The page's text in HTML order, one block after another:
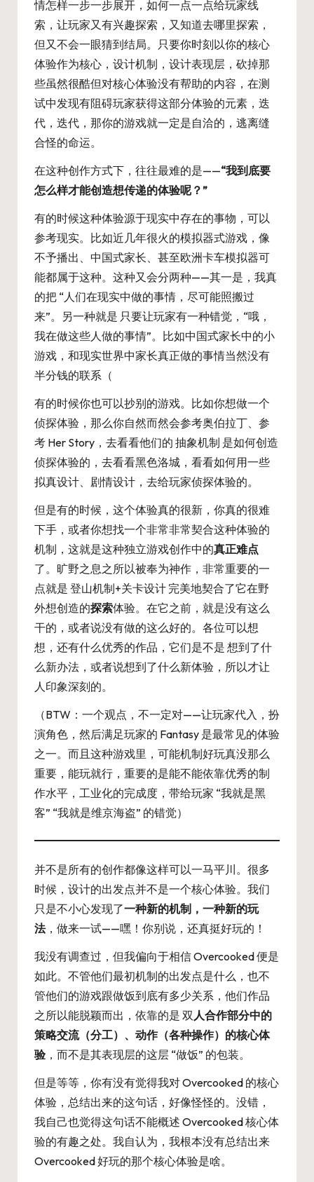
情怎样一步一步展开，如何一点一点给玩家线
索，让玩家又有兴趣探索，又知道去哪里探索，
但又不会一眼猜到结局。只要你时刻以你的核心
体验作为核心，设计机制，设计表现层，砍掉那
些虽然很酷但对核心体验没有帮助的内容，在测
试中发现有阻碍玩家获得这部分体验的元素，迭
代，迭代，那你的游戏就一定是自洽的，逃离缝
合怪的命运。
在这种创作方式下，往往最难的是——“我到底要
怎么样才能创造想传递的体验呢？”
有的时候这种体验源于现实中存在的事物，可以
参考现实。比如近几年很火的模拟器式游戏，像
不予播出、中国式家长、甚至欧洲卡车模拟器可
能都属于这种。这种又会分两种——其一是，我真
的把 “人们在现实中做的事情，尽可能照搬过
来”。另一种就是 只要让玩家有一种错觉，“哦，
我在做这些人做的事情”。比如中国式家长中的小
游戏，和现实世界中家长真正做的事情当然没有
半分钱的联系（
有的时候你也可以抄别的游戏。比如你想做一个
侦探体验，那么你自然而然会参考奥伯拉丁、参
考 Her Story，去看看他们的 抽象机制 是如何创造
侦探体验的，去看看黑色洛城，看看如何用一些
拟真设计、剧情设计，去给玩家侦探体验的。
但是有的时候，这个体验真的很新，你真的很难
下手，或者你想找一个非常非常契合这种体验的
机制，这就是这种独立游戏创作中的真正难点
了。旷野之息之所以被奉为神作，非常重要的一
点就是 登山机制+关卡设计 完美地契合了它在野
外想创造的探索体验。在它之前，就是没有这么
干的，或者说没有做的这么好的。各位可以想
想，还有什么优秀的作品，它们是不是 想到了什
么新办法，或者说想到了什么新体验，所以才让
人印象深刻的。
（BTW：一个观点，不一定对——让玩家代入，扮
演角色，然后满足玩家的 Fantasy 是最常见的体验
之一。而且这种游戏里，可能机制好玩真没那么
重要，能玩就行，重要的是能不能依靠优秀的制
作水平，工业化的完成度，带给玩家 “我就是黑
客” “我就是维京海盗” 的错觉）
并不是所有的创作都像这样可以一马平川。很多
时候，设计的出发点并不是一个核心体验。我们
只是不小心发现了一种新的机制，一种新的玩
法，做来一试——嘿！你别说，还真挺好玩的！
我没有调查过，但我偏向于相信 Overcooked 便是
如此。不管他们最初机制的出发点是什么，也不
管他们的游戏跟做饭到底有多少关系，他们作品
之所以能脱颖而出，依靠的是 双 人合作部分中的
策略交流（分工）、动作（各种操作）的核心体
验，而不是其表现层的这层 “做饭” 的包装。
但是等等，你有没有觉得我对 Overcooked 的核心
体验，总结出来的这句话，好像怪怪的。没错，
我自己也觉得这句话不能概述 Overcooked 核心体
验的有趣之处。我自认为，我根本没有总结出来
Overcooked 好玩的那个核心体验是啥。